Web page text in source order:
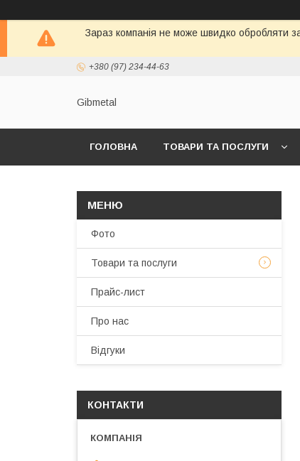
Зараз компанія не може швидко обробляти
+380 (97) 234-44-63
Gibmetal
ГОЛОВНА ТОВАРИ ТА ПОСЛУГИ
Фото
Товари та послуги
Прайс-лист
Про нас
Відгуки
КОНТАКТИ